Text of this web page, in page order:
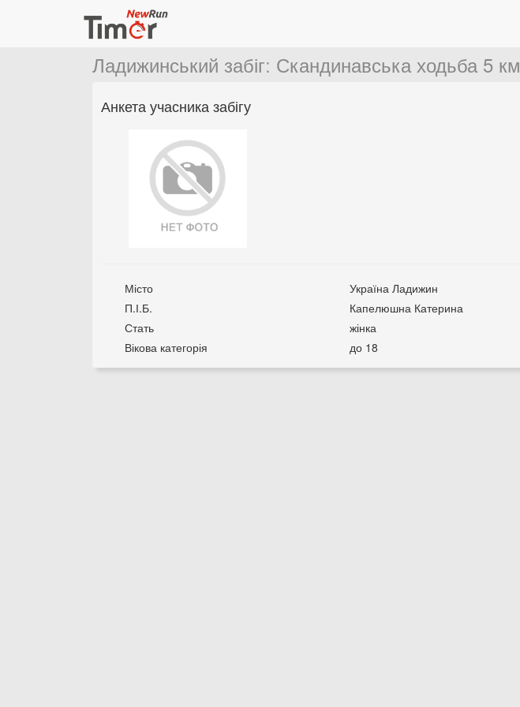
Ладижинський забіг: Скандинавська ходьба 5 км
Анкета учасника забігу
Місто
Україна Ладижин
П.І.Б.
Капелюшна Катерина
Стать
жінка
Вікова категорія
до 18